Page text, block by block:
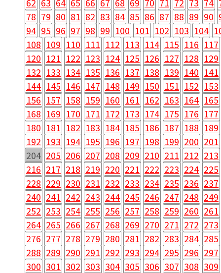
62 63 64 65 66 67 68 69 70 71 72 73 74
78 79 80 81 82 83 84 85 86 87 88 89 90
94 95 96 97 98 99 100 101 102 103 104
108 109 110 111 112 113 114 115 116 117
120 121 122 123 124 125 126 127 128 129
132 133 134 135 136 137 138 139 140 141
144 145 146 147 148 149 150 151 152 153
156 157 158 159 160 161 162 163 164 165
168 169 170 171 172 173 174 175 176 177
180 181 182 183 184 185 186 187 188 189
192 193 194 195 196 197 198 199 200 201
204 205 206 207 208 209 210 211 212 213
216 217 218 219 220 221 222 223 224 225
228 229 230 231 232 233 234 235 236 237
240 241 242 243 244 245 246 247 248 249
252 253 254 255 256 257 258 259 260 261
264 265 266 267 268 269 270 271 272 273
276 277 278 279 280 281 282 283 284 285
288 289 290 291 292 293 294 295 296 297
300 301 302 303 304 305 306 307 308 309